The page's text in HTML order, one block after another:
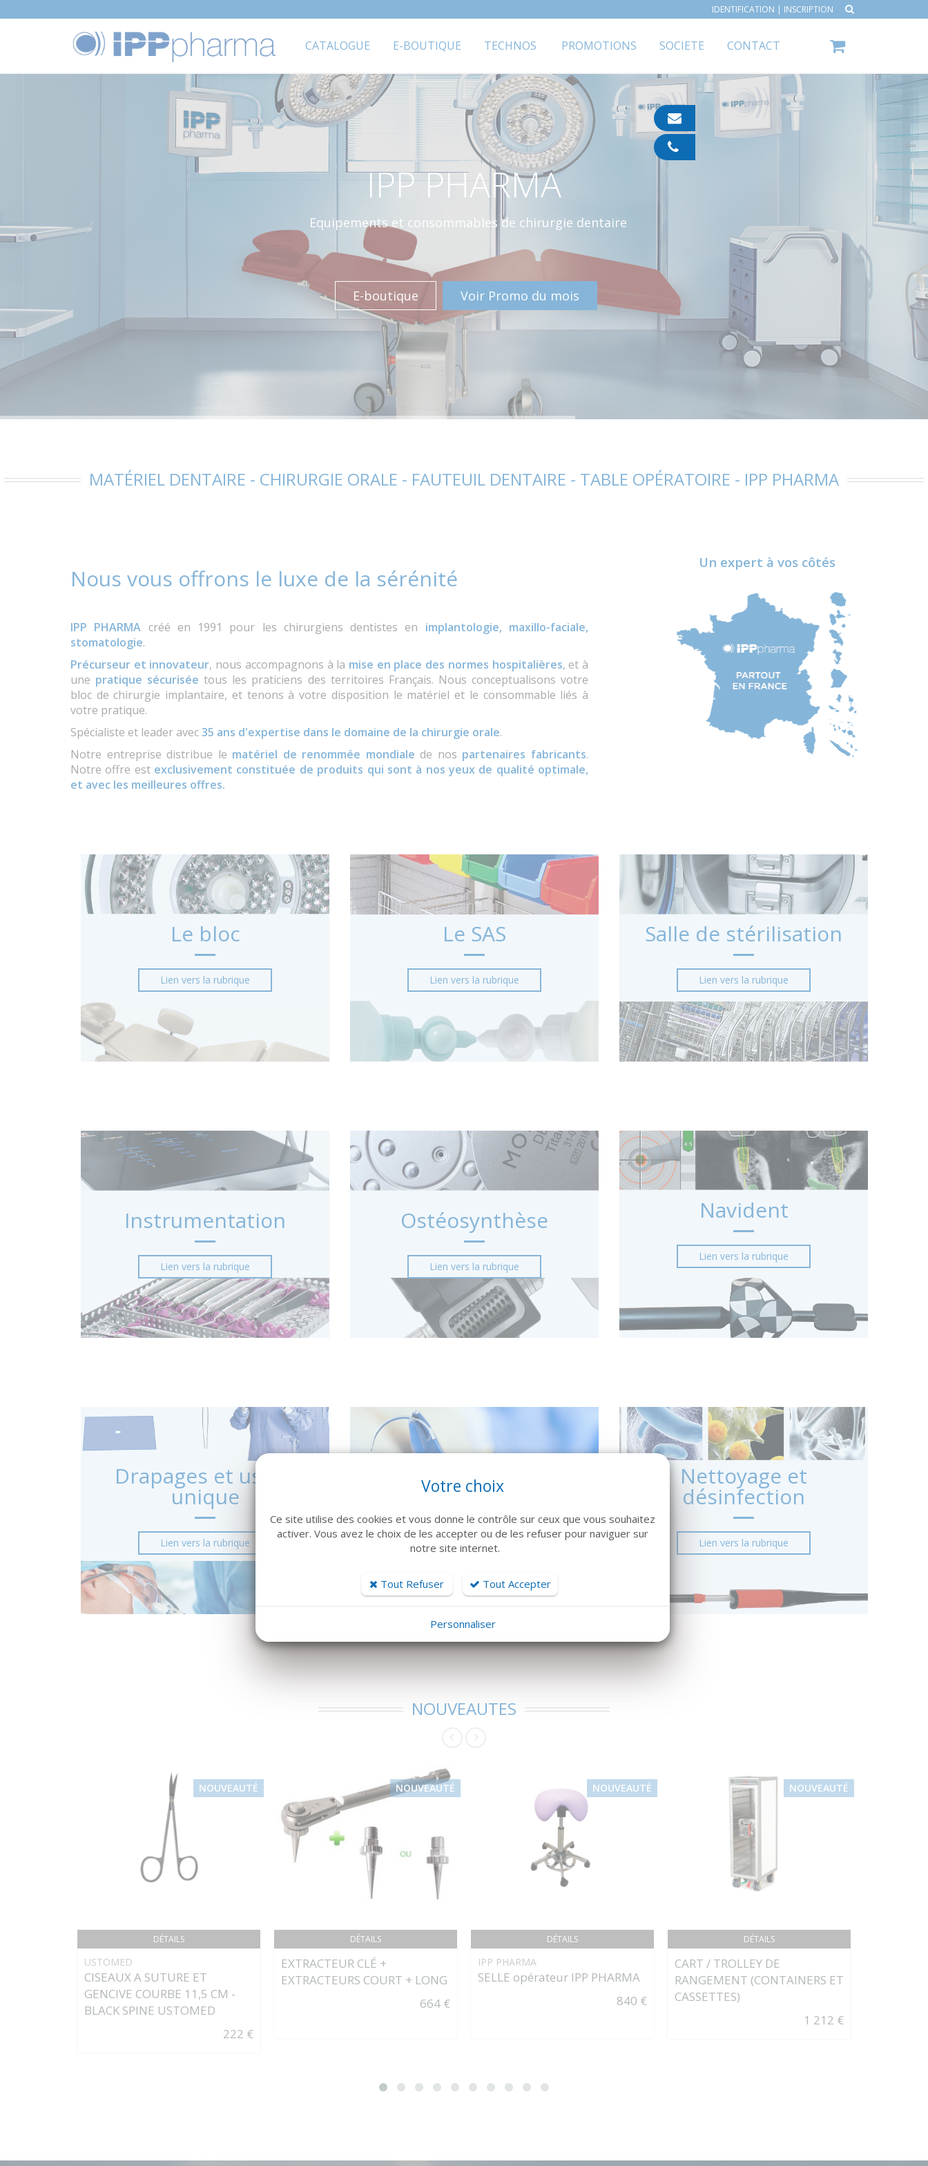
IDENTIFICATION | INSCRIPTION
CATALOGUE E-BOUTIQUE TECHNOS PROMOTIONS SOCIETE CONTACT
IPP PHARMA
Equipements et consommables de chirurgie dentaire
E-boutique Voir Promo du mois
MATÉRIEL DENTAIRE - CHIRURGIE ORALE - FAUTEUIL DENTAIRE - TABLE OPÉRATOIRE - IPP PHARMA
Nous vous offrons le luxe de la sérénité
IPP PHARMA créé en 1991 pour les chirurgiens dentistes en implantologie, maxillo-faciale,
stomatologie.
Précurseur et innovateur, nous accompagnons à la mise en place des normes hospitalières, et à
une pratique sécurisée tous les praticiens des territoires Français. Nous conceptualisons votre
bloc de chirurgie implantaire, et tenons à votre disposition le matériel et le consommable liés à
votre pratique.
Spécialiste et leader avec35 ans d'expertise dans le domaine de la chirurgie orale.
Notre entreprise distribue le matériel de renommée mondiale de nos partenaires fabricants.
Notre offre estexclusivement constituée de produits qui sont à nos yeux de qualité optimale,
et avec les meilleures offres.
Un expert à vos côtés
Le bloc
Lien vers la rubrique
Le SAS
Lien vers la rubrique
Salle de stérilisation
Lien vers la rubrique
Instrumentation
Lien vers la rubrique
Ostéosynthèse
Lien vers la rubrique
Navident
Lien vers la rubrique
Drapages et usage
unique
Lien vers la rubrique
Fils de suture
Lien vers la rubrique
Nettoyage et
désinfection
Lien vers la rubrique
NOUVEAUTES
DÉTAILS
NOUVEAUTÉ
USTOMED
CISEAUX A SUTURE ET
GENCIVE COURBE 11,5 CM -
BLACK SPINE USTOMED
222 €
DÉTAILS
NOUVEAUTÉ
EXTRACTEUR CLÉ +
EXTRACTEURS COURT + LONG
664 €
DÉTAILS
NOUVEAUTÉ
IPP PHARMA
SELLE opérateur IPP PHARMA
840 €
DÉTAILS
NOUVEAUTÉ
CART / TROLLEY DE
RANGEMENT (CONTAINERS ET
CASSETTES)
1 212 €
pharma.com
91
Votre choix
Ce site utilise des cookies et vous donne le contrôle sur ceux que vous souhaitez
activer. Vous avez le choix de les accepter ou de les refuser pour naviguer sur
notre site internet.
Tout Refuser Tout Accepter
Personnaliser